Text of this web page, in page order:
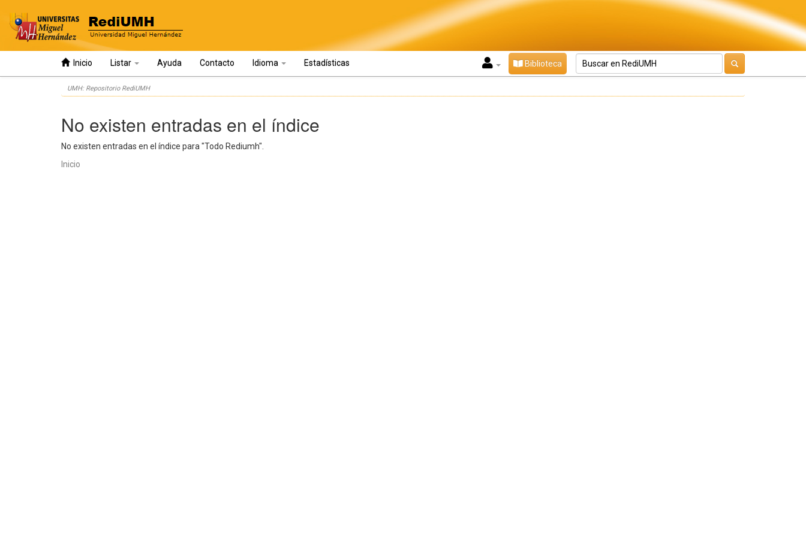
Inicio Listar Ayuda Contacto Idioma Estadísticas Biblioteca
UMH: Repositorio RediUMH
No existen entradas en el índice
No existen entradas en el índice para "Todo Rediumh".
Inicio